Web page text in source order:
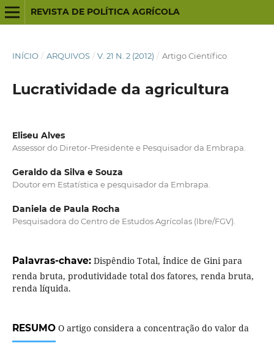
REVISTA DE POLÍTICA AGRÍCOLA
INÍCIO / ARQUIVOS / V. 21 N. 2 (2012) / Artigo Científico
Lucratividade da agricultura
Eliseu Alves
Assessor do Diretor-Presidente e Pesquisador da Embrapa.
Geraldo da Silva e Souza
Doutor em Estatística e pesquisador da Embrapa.
Daniela de Paula Rocha
Pesquisadora do Centro de Estudos Agrícolas (Ibre/FGV).
Palavras-chave: Dispêndio Total, Índice de Gini para
renda bruta, produtividade total dos fatores, renda bruta,
renda líquida.
RESUMOO artigo considera a concentração do valor da